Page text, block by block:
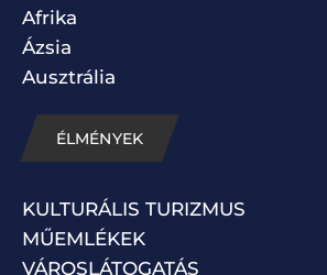
Afrika
Ázsia
Ausztrália
ÉLMÉNYEK
KULTURÁLIS TURIZMUS
MŰEMLÉKEK
VÁROSLÁTOGATÁS